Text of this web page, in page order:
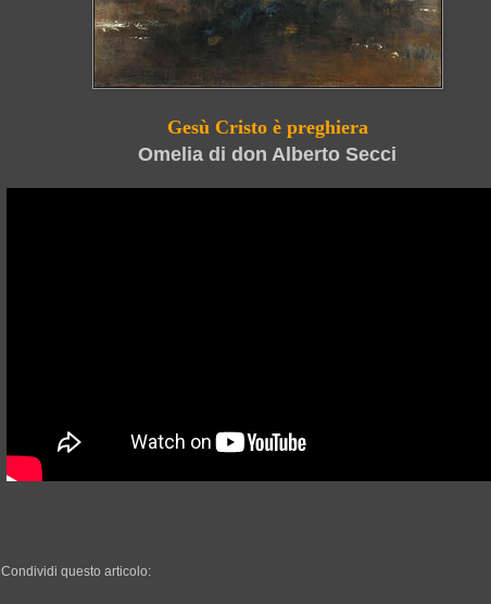
Gesù Cristo è preghiera
Omelia di don Alberto Secci
Condividi questo articolo: